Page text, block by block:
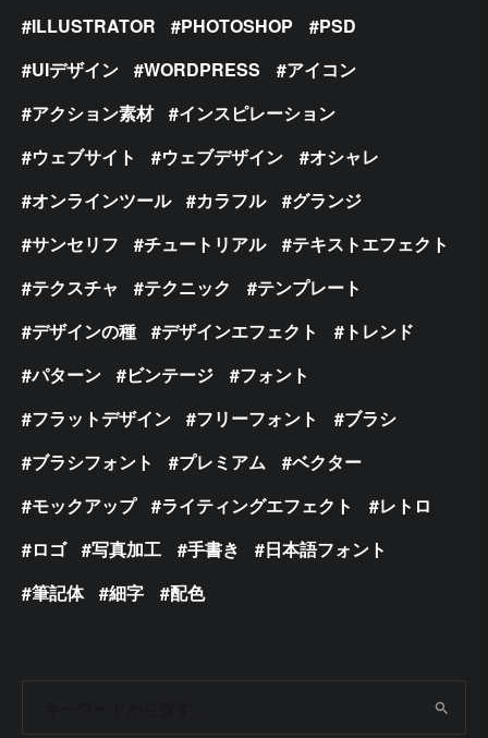
ILLUSTRATOR
PHOTOSHOP
PSD
UIデザイン
WORDPRESS
アイコン
アクション素材
インスピレーション
ウェブサイト
ウェブデザイン
オシャレ
オンラインツール
カラフル
グランジ
サンセリフ
チュートリアル
テキストエフェクト
テクスチャ
テクニック
テンプレート
デザインの種
デザインエフェクト
トレンド
パターン
ビンテージ
フォント
フラットデザイン
フリーフォント
ブラシ
ブラシフォント
プレミアム
ベクター
モックアップ
ライティングエフェクト
レトロ
ロゴ
写真加工 手書き
日本語フォント
筆記体
細字 配色